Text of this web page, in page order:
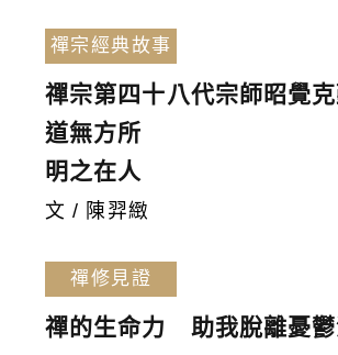
禪宗經典故事
禪宗第四十八代宗師昭覺克
道無方所
明之在人
文 / 陳羿緻
禪修見證
禪的生命力 助我脫離憂鬱